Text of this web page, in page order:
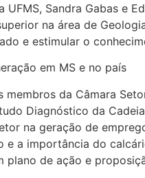
UFMS, Sandra Gabas e
na área de
e estimular o
em MS e no país
membros da Câmara
Diagnóstico da
na geração de
e a importância do
plano de ação e